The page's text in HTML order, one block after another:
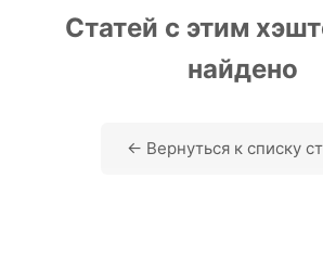
Статей с этим
найдено
← Вернуться к списку